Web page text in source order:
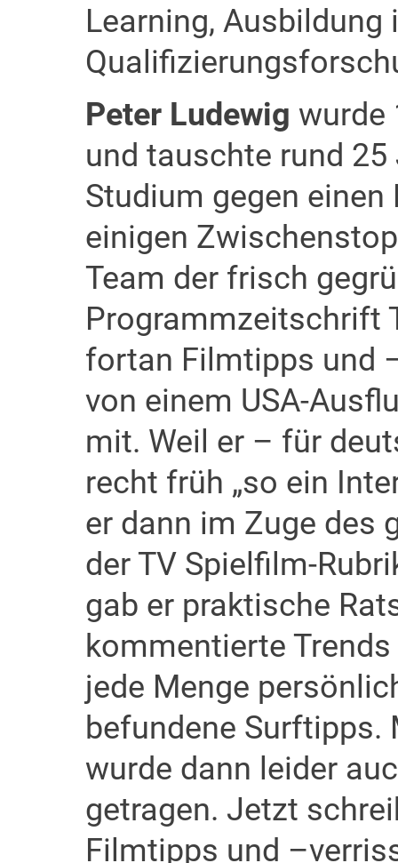
Learning, Ausbildung
Peter Ludewig wurde
und tauschte rund
Studium gegen
einigen
Team der frisch
Programmzeitschrift
fortan Filmtipps und
von einem USA-
mit. Weil er – für
recht früh „so ein
er dann im Zuge des
der TV Spielfilm-
gab er praktische
kommentierte
jede Menge
befundene Surftipps.
wurde dann leider
getragen. Jetzt
Filmtipps und